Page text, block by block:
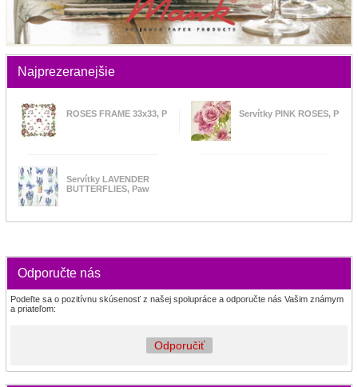
Najprezeranejšie
ROSES FRAME 33x33, P Servítky PINK ROSES, P
Servítky LAVENDER
BUTTERFLIES, Paw
Odporučte nás
Podeľte sa o pozitívnu skúsenosť z našej spolupráce a odporučte nás Vašim známym
a priateľom:
Odporučiť